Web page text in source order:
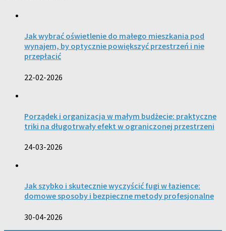
Jak wybrać oświetlenie do małego mieszkania pod
wynajem, by optycznie powiększyć przestrzeń i nie
przepłacić
22-02-2026
Porządek i organizacja w małym budżecie: praktyczne
triki na długotrwały efekt w ograniczonej przestrzeni
24-03-2026
Jak szybko i skutecznie wyczyścić fugi w łazience:
domowe sposoby i bezpieczne metody profesjonalne
30-04-2026